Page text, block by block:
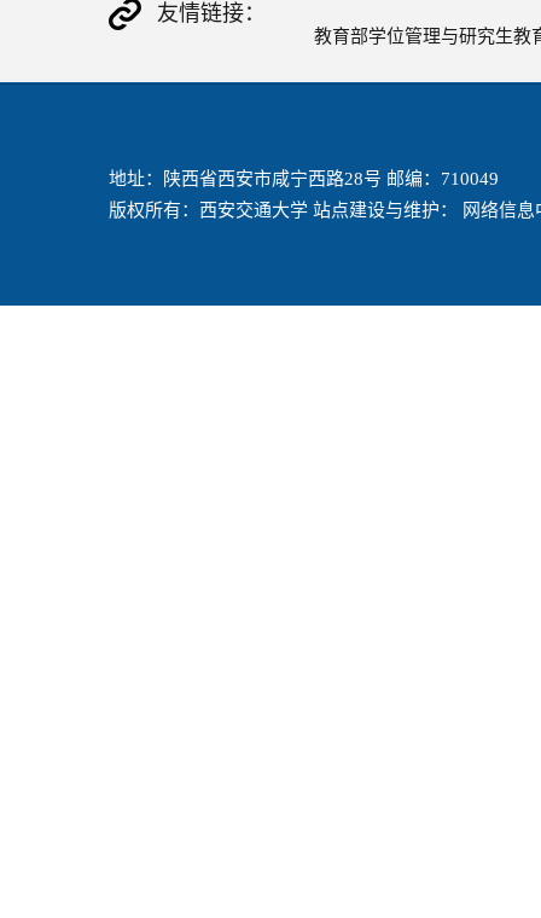
友情链接：
教育部学位管理与研究生教
地址：陕西省西安市咸宁西路28号 邮编：710049
版权所有：西安交通大学 站点建设与维护： 网络信息